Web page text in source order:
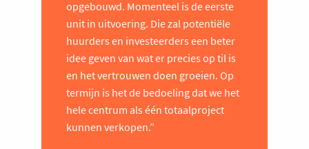
opgebouwd. Momenteel is de eerste
unit in uitvoering. Die zal potentiële
huurders en investeerders een beter
idee geven van wat er precies op til is
en het vertrouwen doen groeien. Op
termijn is het de bedoeling dat we het
hele centrum als één totaalproject
kunnen verkopen.”